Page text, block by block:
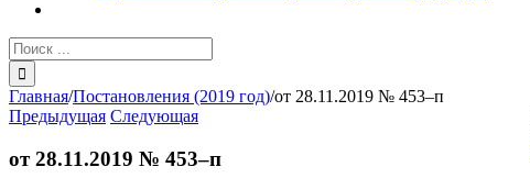
Результат
поиска:
Главная/Постановления (2019 год)/от 28.11.2019 № 453–п
Предыдущая Следующая
от 28.11.2019 № 453–п